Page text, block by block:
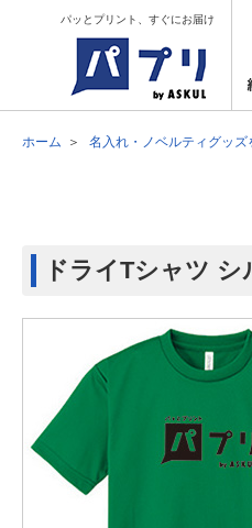
パッとプリント、すぐにお届け
ホーム 名入れ・ノベルティグッズ
ドライTシャツ